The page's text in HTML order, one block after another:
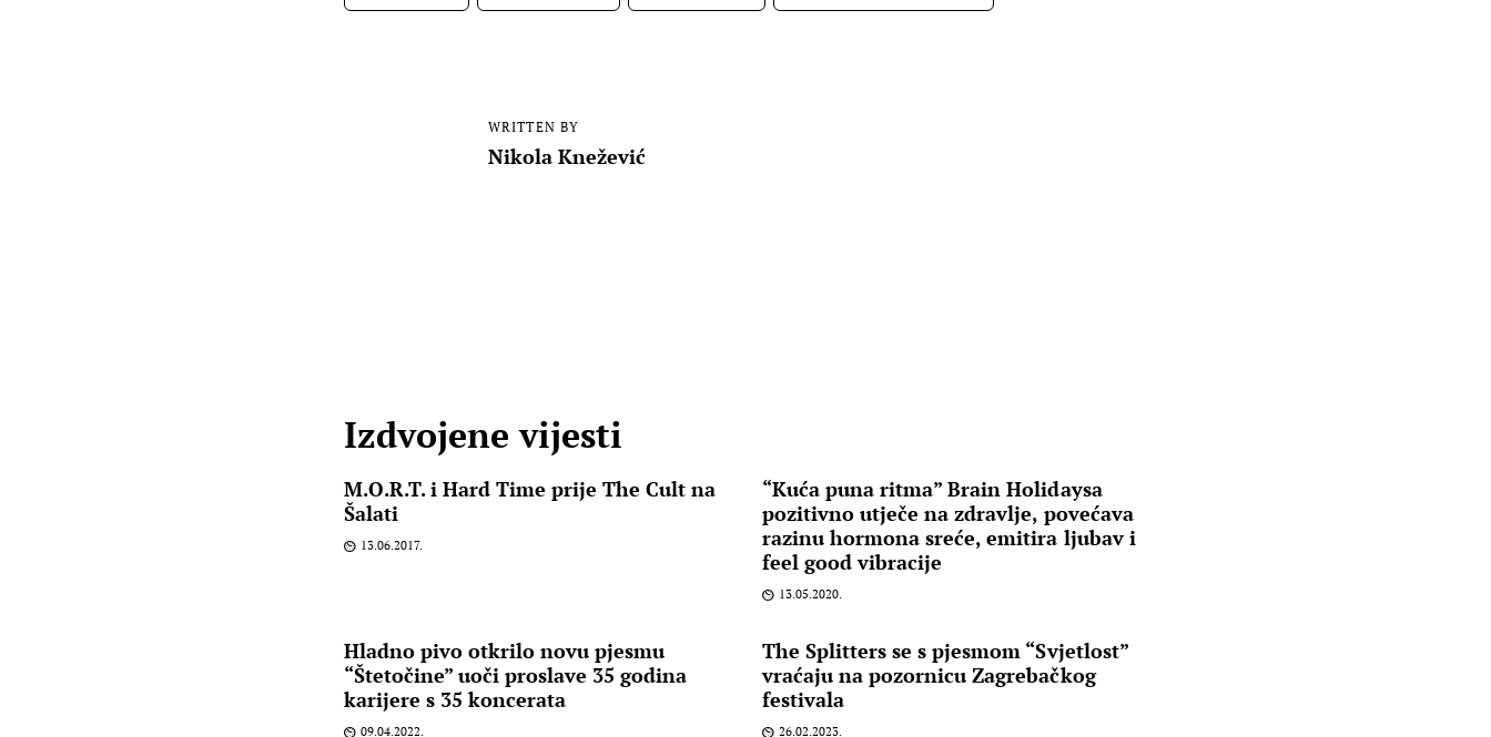
WRITTEN BY
Nikola Knežević
Izdvojene vijesti
M.O.R.T. i Hard Time prije The Cult na
Šalati
13.06.2017.
“Kuća puna ritma” Brain Holidaysa
pozitivno utječe na zdravlje, povećava
razinu hormona sreće, emitira ljubav i
feel good vibracije
13.05.2020.
Hladno pivo otkrilo novu pjesmu
“Štetočine” uoči proslave 35 godina
karijere s 35 koncerata
09.04.2022.
The Splitters se s pjesmom “Svjetlost”
vraćaju na pozornicu Zagrebačkog
festivala
26.02.2023.